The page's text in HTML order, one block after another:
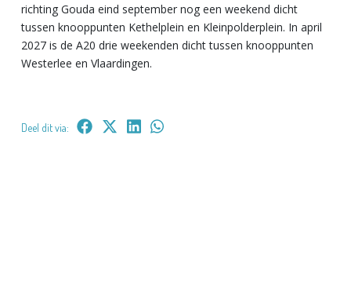
richting Gouda eind september nog een weekend dicht
tussen knooppunten Kethelplein en Kleinpolderplein. In april
2027 is de A20 drie weekenden dicht tussen knooppunten
Westerlee en Vlaardingen.
Deel dit via: